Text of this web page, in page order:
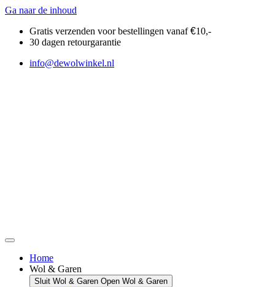
Ga naar de inhoud
Gratis verzenden voor bestellingen vanaf€10,-
30 dagen retourgarantie
info@dewolwinkel.nl
Home
Wol & Garen
Sluit Wol & Garen Open Wol & Garen